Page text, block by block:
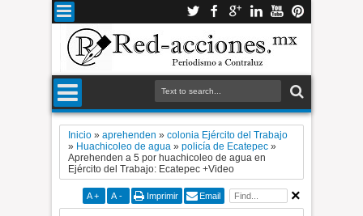
Inicio »aprehenden »colonia Ejército del Trabajo
» Huachicoleo de agua »policía de Ecatepec »
Aprehenden a 5 por huachicoleo de agua en
Ejército del Trabajo: Ecatepec +Video
A + A - Imprimir Email